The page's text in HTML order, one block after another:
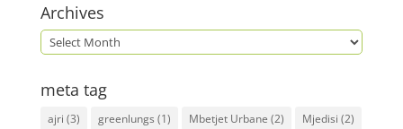
Archives
meta tag
ajri (3) greenlungs (1) Mbetjet Urbane (2) Mjedisi (2)